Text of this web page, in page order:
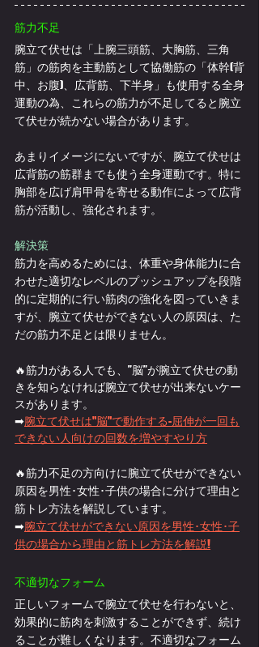
筋力不足
腕立て伏せは「上腕三頭筋、大胸筋、三角
筋」の筋肉を主動筋として協働筋の「体幹(背
中、お腹)、広背筋、下半身」も使用する全身
運動の為、これらの筋力が不足してると腕立
て伏せが続かない場合があります。
あまりイメージにないですが、腕立て伏せは
広背筋の筋群までも使う全身運動です。特に
胸部を広げ肩甲骨を寄せる動作によって広背
筋が活動し、強化されます。
解決策
筋力を高めるためには、体重や身体能力に合
わせた適切なレベルのプッシュアップを段階
的に定期的に行い筋肉の強化を図っていきま
すが、腕立て伏せができない人の原因は、た
だの筋力不足とは限りません。
🔥筋力がある人でも、”脳”が腕立て伏せの動
きを知らなければ腕立て伏せが出来ないケー
スがあります。
➡腕立て伏せは"脳"で動作する-屈伸が一回も
できない人向けの回数を増やすやり方
🔥筋力不足の方向けに腕立て伏せができない
原因を男性･女性･子供の場合に分けて理由と
筋トレ方法を解説しています。
➡腕立て伏せができない原因を男性･女性･子
供の場合から理由と筋トレ方法を解説!
不適切なフォーム
正しいフォームで腕立て伏せを行わないと、
効果的に筋肉を刺激することができず、続け
ることが難しくなります。不適切なフォーム